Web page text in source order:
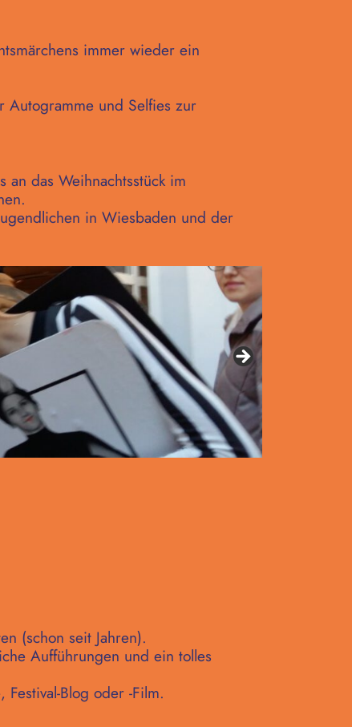
immer wieder ein
Autogramme und Selfies zur
an das Weihnachtsstück im
in Wiesbaden und der
(schon seit Jahren).
Aufführungen und ein tolles
Festival-Blog oder -Film.